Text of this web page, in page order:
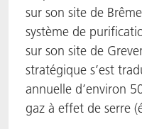
sur son site de
système de
sur son site de
stratégique s’est
annuelle d’environ
gaz à effet de serre